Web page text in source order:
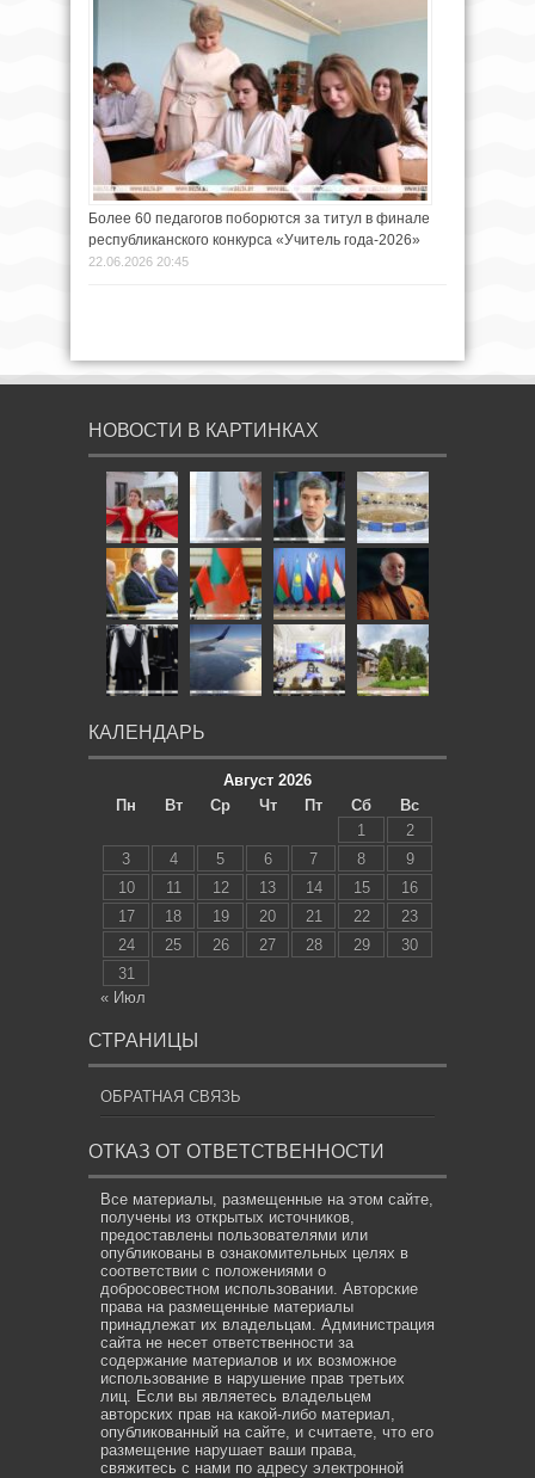
Более 60 педагогов поборются за титул в финале
республиканского конкурса «Учитель года-2026»
22.06.2026 20:45
НОВОСТИ В КАРТИНКАХ
КАЛЕНДАРЬ
Август 2026
Пн
Вт Ср Чт Пт Сб
Вс
1
2
3
4 5 6 7 8
9
10
11 12 13 14 15
16
17
18 19 20 21 22
23
24
25 26 27 28 29
30
31
« Июл
СТРАНИЦЫ
ОБРАТНАЯ СВЯЗЬ
ОТКАЗ ОТ ОТВЕТСТВЕННОСТИ
Все материалы, размещенные на этом сайте,
получены из открытых источников,
предоставлены пользователями или
опубликованы в ознакомительных целях в
соответствии с положениями о
добросовестном использовании. Авторские
права на размещенные материалы
принадлежат их владельцам. Администрация
сайта не несет ответственности за
содержание материалов и их возможное
использование в нарушение прав третьих
лиц. Если вы являетесь владельцем
авторских прав на какой-либо материал,
опубликованный на сайте, и считаете, что его
размещение нарушает ваши права,
свяжитесь с нами по адресу электронной